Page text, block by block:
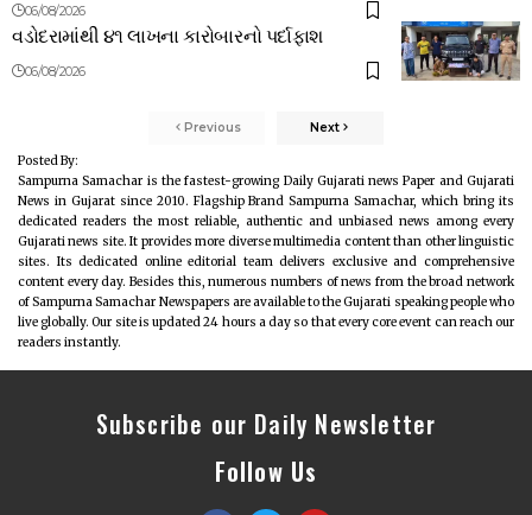
06/08/2026
વડોદરામાંથી ૪૧ લાખના કારોબારનો પર્દાફાશ
06/08/2026
Previous Next
Posted By:
Sampurna Samachar is the fastest-growing Daily Gujarati news Paper and Gujarati
News in Gujarat since 2010. Flagship Brand Sampurna Samachar, which bring its
dedicated readers the most reliable, authentic and unbiased news among every
Gujarati news site. It provides more diverse multimedia content than other linguistic
sites. Its dedicated online editorial team delivers exclusive and comprehensive
content every day. Besides this, numerous numbers of news from the broad network
of Sampurna Samachar Newspapers are available to the Gujarati speaking people who
live globally. Our site is updated 24 hours a day so that every core event can reach our
readers instantly.
Subscribe our Daily Newsletter
Follow Us